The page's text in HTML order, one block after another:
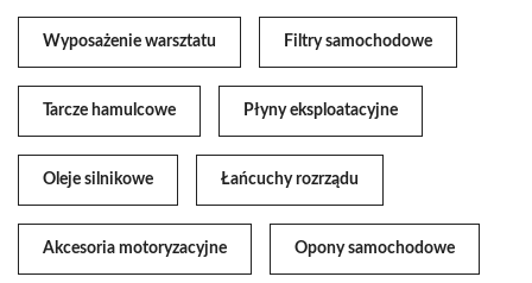
Wyposażenie warsztatu Filtry samochodowe
Tarcze hamulcowe Płyny eksploatacyjne
Oleje silnikowe Łańcuchy rozrządu
Akcesoria motoryzacyjne Opony samochodowe